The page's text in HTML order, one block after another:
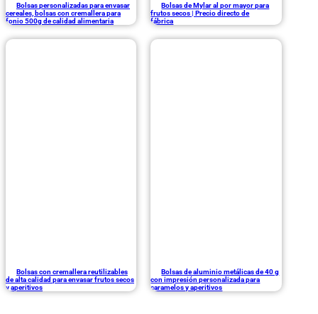
Bolsas personalizadas para envasar
cereales, bolsas con cremallera para
fonio 500g de calidad alimentaria
Bolsas de Mylar al por mayor para
frutos secos | Precio directo de
fábrica
Bolsas con cremallera reutilizables
de alta calidad para envasar frutos secos
y aperitivos
Bolsas de aluminio metálicas de 40 g
con impresión personalizada para
caramelos y aperitivos